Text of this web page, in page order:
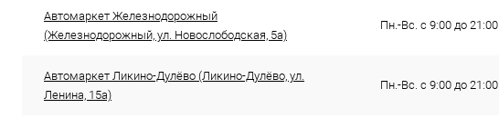
Автомаркет Железнодорожный
(Железнодорожный, ул. Новослободская, 5а)
Пн.-Вс. с 9:00 до 21:00
Автомаркет Ликино-Дулёво (Ликино-Дулёво, ул.
Ленина, 15а)
Пн.-Вс. с 9:00 до 21:00